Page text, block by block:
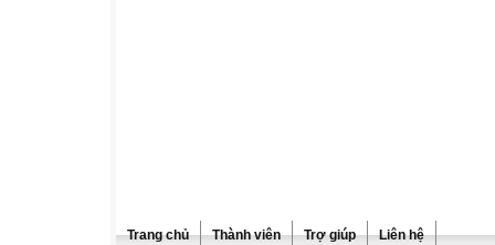
Trang chủ Thành viên Trợ giúp Liên hệ